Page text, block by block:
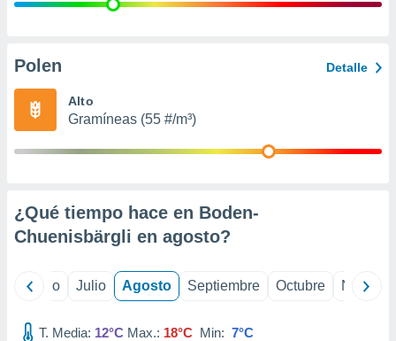
e
publicidad
Polen Detalle
Alto
Gramíneas (55 #/m³)
¿Qué tiempo hace en Boden-
Chuenisbärgli en agosto?
Junio Julio Agosto Septiembre Octubre
T. Media: 12°C Max.: 18°C Min: 7°C